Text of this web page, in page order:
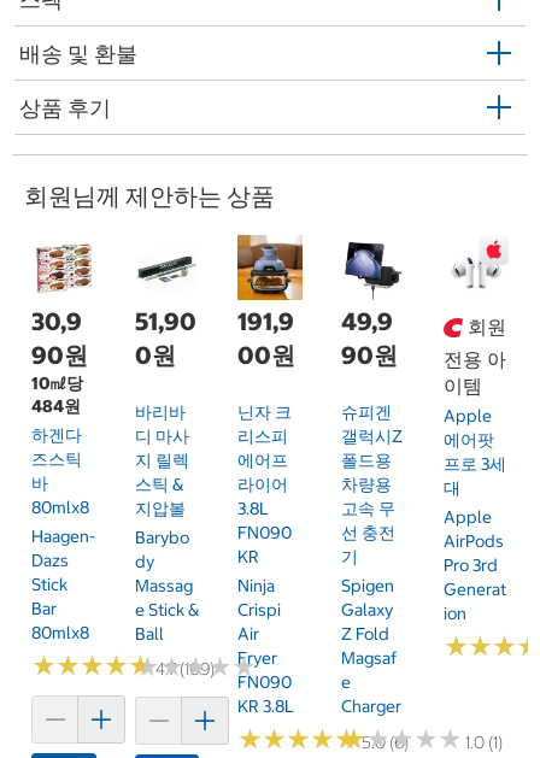
배송 및 환불
상품 후기
회원님께 제안하는 상품
30,9
90원
10㎖당
484원
하겐다
즈스틱
바
80mlx8
Haagen-
Dazs
Stick
Bar
80mlx8
★★★★★
★★★★★4.7 (109)
51,90
0원
바리바
디 마사
지 릴렉
스틱 &
지압볼
Barybo
Dy
Massag
E Stick &
Ball
★★★★★
★★★★★
191,9
00원
닌자 크
리스피
에어프
라이어
3.8L
FN090
KR
Ninja
Crispi
Air
Fryer
FN090
KR 3.8L
★★★★★
★★★★★5.0 (6)
49,9
90원
슈피겐
갤럭시Z
폴드용
차량용
고속 무
선 충전
기
Spigen
Galaxy
Z Fold
Magsaf
E
Charger
★★★★★
★★★★★ 1.0 (1)
회원
전용 아
이템
Apple
에어팟
프로 3세
대
Apple
AirPods
Pro 3rd
Generat
Ion
★★★
★★★